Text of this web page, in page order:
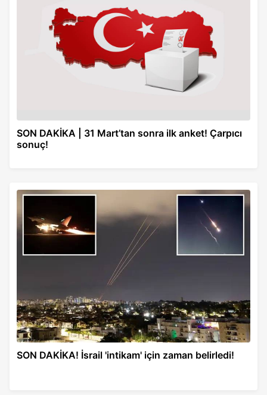
SON DAKİKA | 31 Mart’tan sonra ilk anket! Çarpıcı
sonuç!
SON DAKİKA! İsrail 'intikam' için zaman belirledi!